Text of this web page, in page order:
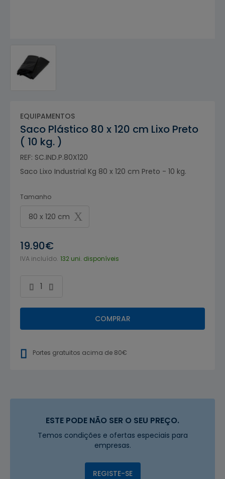
EQUIPAMENTOS
Saco Plástico 80 x 120 cm Lixo Preto
( 10 kg. )
REF: SC.IND.P.80X120
Saco Lixo Industrial Kg 80 x 120 cm Preto - 10 kg.
Tamanho
80 x 120 cm
19.90€
IVA incluído. 132 uni. disponíveis
COMPRAR
Portes gratuitos acima de 80€
ESTE PODE NÃO SER O SEU PREÇO.
Temos condições e ofertas especiais para
empresas.
REGISTE-SE